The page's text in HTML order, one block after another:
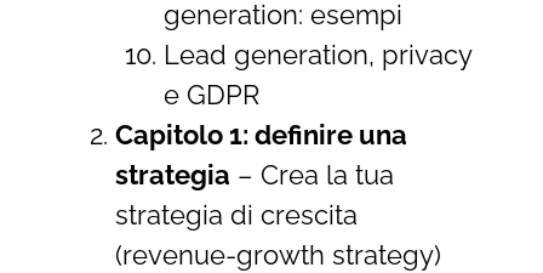
generation: esempi
Lead generation, privacy
e GDPR
Capitolo 1: definire una
strategia – Crea la tua
strategia di crescita
(revenue-growth strategy)